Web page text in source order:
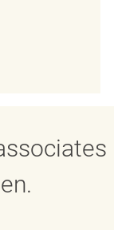
twitter